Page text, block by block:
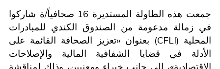
جمعت هذه الطاولة المستديرة 16 صحافياً/ة شاركوا
في زمالة مدعومة من الصندوق الكندي للمبادرات
المحلية (CFLI) بعنوان «تعزيز الصحافة القائمة على
الأدلة في قضايا الشفافية المالية والإصلاحات